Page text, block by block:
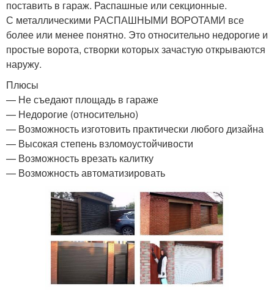
поставить в гараж. Распашные или секционные.
С металлическими РАСПАШНЫМИ ВОРОТАМИ все
более или менее понятно. Это относительно недорогие и
простые ворота, створки которых зачастую открываются
наружу.
Плюсы
— Не съедают площадь в гараже
— Недорогие (относительно)
— Возможность изготовить практически любого дизайна
— Высокая степень взломоустойчивости
— Возможность врезать калитку
— Возможность автоматизировать